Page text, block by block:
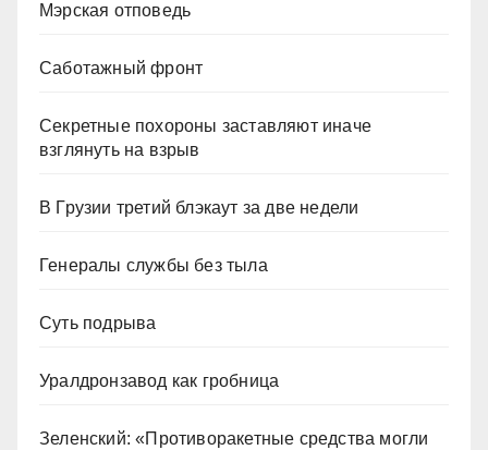
Мэрская отповедь
Саботажный фронт
Секретные похороны заставляют иначе
взглянуть на взрыв
В Грузии третий блэкаут за две недели
Генералы службы без тыла
Суть подрыва
Уралдронзавод как гробница
Зеленский: «Противоракетные средства могли